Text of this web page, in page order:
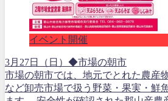
イベント開催
3月27日（日）◆市場の朝市
市場の朝市では、地元でとれた農産
など卸売市場で扱う野菜・果実・鮮